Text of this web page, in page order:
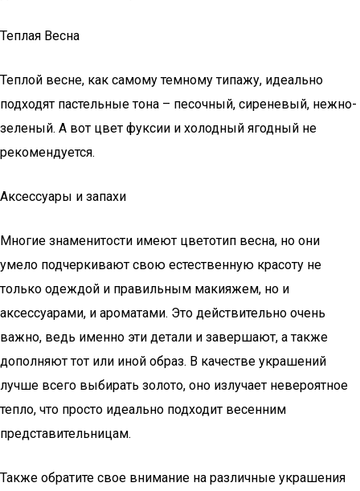
Теплая Весна
Теплой весне, как самому темному типажу, идеально
подходят пастельные тона – песочный, сиреневый, нежно-
зеленый. А вот цвет фуксии и холодный ягодный не
рекомендуется.
Аксессуары и запахи
Многие знаменитости имеют цветотип весна, но они
умело подчеркивают свою естественную красоту не
только одеждой и правильным макияжем, но и
аксессуарами, и ароматами. Это действительно очень
важно, ведь именно эти детали и завершают, а также
дополняют тот или иной образ. В качестве украшений
лучше всего выбирать золото, оно излучает невероятное
тепло, что просто идеально подходит весенним
представительницам.
Также обратите свое внимание на различные украшения